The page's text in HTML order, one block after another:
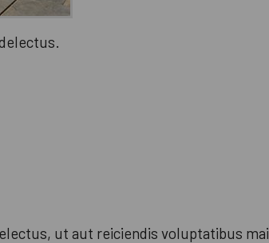
ut aut reiciendis voluptatibus